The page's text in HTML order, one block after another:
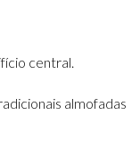
central.
almofadas